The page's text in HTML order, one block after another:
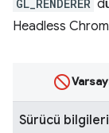
GL_RENDERER
Headless
Sürücü bilgileri